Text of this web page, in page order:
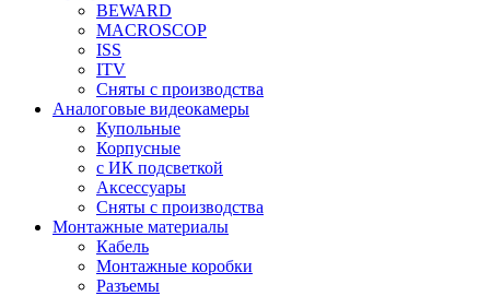
BEWARD
MACROSCOP
ISS
ITV
Сняты с производства
Аналоговые видеокамеры
Купольные
Корпусные
c ИК подсветкой
Аксессуары
Сняты с производства
Монтажные материалы
Кабель
Монтажные коробки
Разъемы